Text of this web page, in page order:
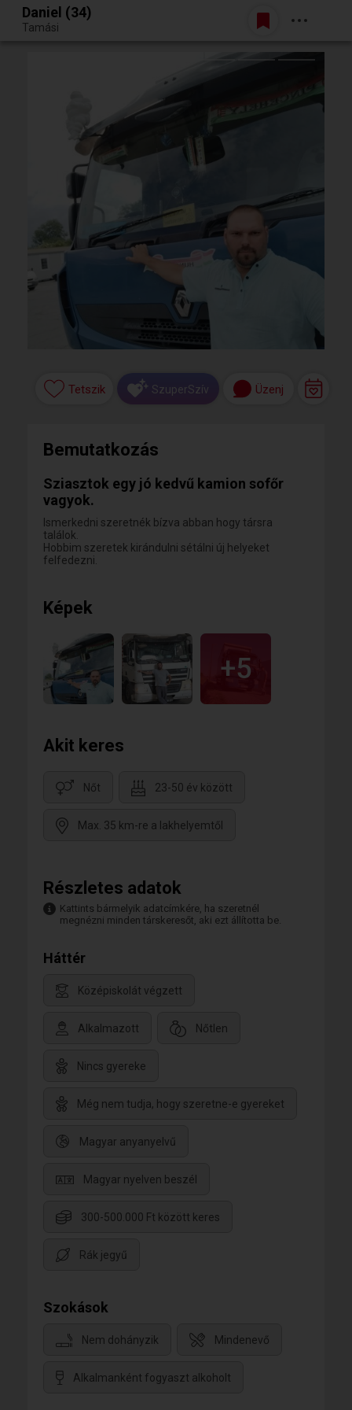
Egy jó randiból bármi lehet.
Belépés
Daniel (34)
Tamási
Tetszik SzuperSzív Üzenj
Bemutatkozás
Sziasztok egy jó kedvű kamion sofőr
vagyok.
Ismerkedni szeretnék bízva abban hogy társra
találok.
Hobbim szeretek kirándulni sétálni új helyeket
felfedezni.
Képek
+5
Akit keres
Nőt 23-50 év között
Max. 35 km-re a lakhelyemtől
Részletes adatok
Kattints bármelyik adatcímkére, ha szeretnél
megnézni minden társkeresőt, aki ezt állította be.
Háttér
Középiskolát végzett
Alkalmazott Nőtlen
Nincs gyereke
Még nem tudja, hogy szeretne-e gyereket
Magyar anyanyelvű
Magyar nyelven beszél
300-500.000 Ft között keres
Rák jegyű
Szokások
Nem dohányzik Mindenevő
Alkalmanként fogyaszt alkoholt